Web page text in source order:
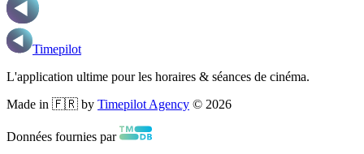
Timepilot
L'application ultime pour les horaires & séances de cinéma.
Made in 🇫🇷 by Timepilot Agency © 2026
Données fournies par